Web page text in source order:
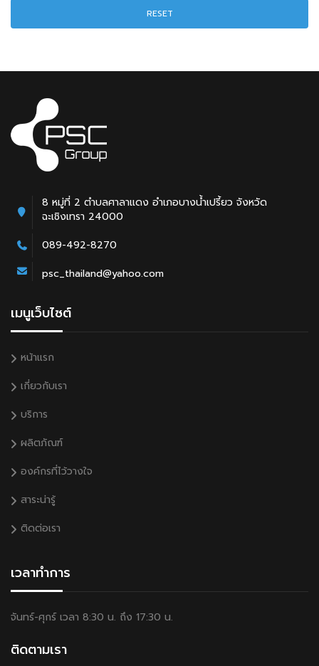
RESET
8 หมู่ที่ 2 ตำบลศาลาแดง อำเภอบางน้ำเปรี้ยว จังหวัด
ฉะเชิงเทรา 24000
089-492-8270
psc_thailand@yahoo.com
เมนูเว็บไซต์
หน้าแรก
เกี่ยวกับเรา
บริการ
ผลิตภัณฑ์
องค์กรที่ไว้วางใจ
สาระน่ารู้
ติดต่อเรา
เวลาทำการ
จันทร์-ศุกร์ เวลา 8:30 น. ถึง 17:30 น.
ติดตามเรา